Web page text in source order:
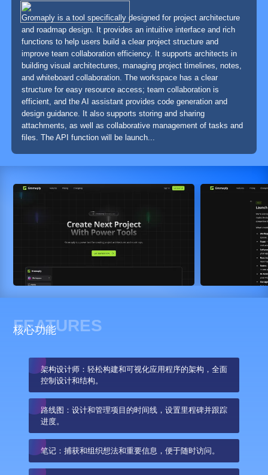
Gromaply is a tool specifically designed for project architecture
and roadmap design. It provides an intuitive interface and rich
functions to help users build a clear project structure and
improve team collaboration efficiency. It supports architects in
building visual architectures, managing project timelines, notes,
and whiteboard collaboration. The workspace has a clear
structure for easy resource access; team collaboration is
efficient, and the AI assistant provides code generation and
design guidance. It also supports storing and sharing
attachments, as well as collaborative management of tasks and
files. The API function will be launch...
FEATURES
核心功能
架构设计师：轻松构建和可视化应用程序的架构，全面
控制设计和结构。
路线图：设计和管理项目的时间线，设置里程碑并跟踪
进度。
笔记：捕获和组织想法和重要信息，便于随时访问。